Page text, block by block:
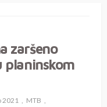
zaršeno
planinskom
2021
MTB